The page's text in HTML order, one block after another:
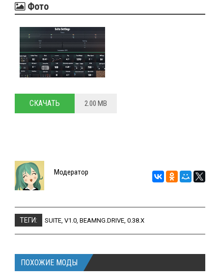
Фото
СКАЧАТЬ 2.00 MB
Модератор
ТЕГИ: SUITE, V1.0, BEAMNG.DRIVE, 0.38.X
ПОХОЖИЕ МОДЫ